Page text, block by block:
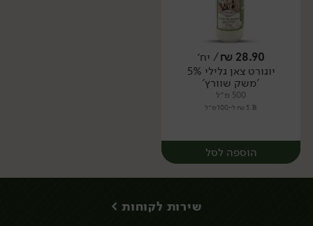
יח׳
28.90
₪/ יח׳
יוגורט צאן גלילי 5%
'משק שוורץ'
500 מ״ל
5.78 ₪ ל-100 מ״ל
הוספה לסל
שירות לקוחות >